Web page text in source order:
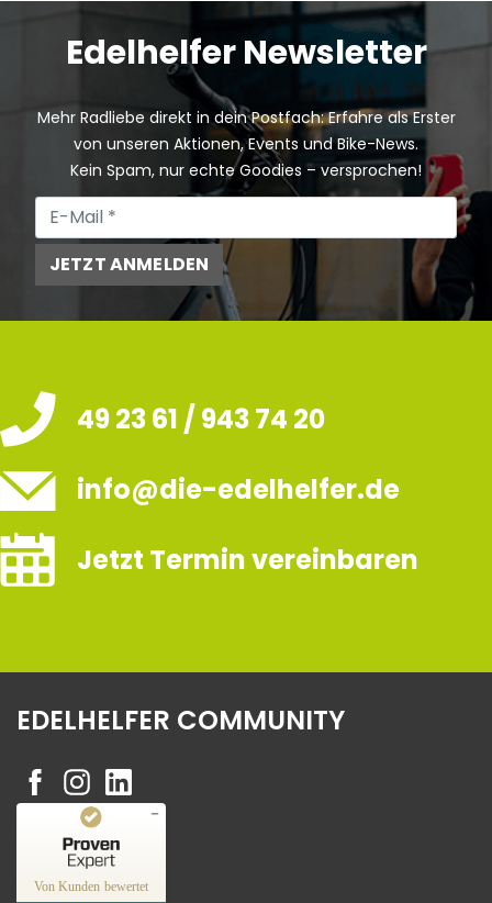
Edelhelfer Newsletter
Mehr Radliebe direkt in dein Postfach: Erfahre als Erster
von unseren Aktionen, Events und Bike-News.
Kein Spam, nur echte Goodies – versprochen!
JETZT ANMELDEN
49 23 61 / 943 74 20
info@die-edelhelfer.de
Jetzt Termin vereinbaren
EDELHELFER COMMUNITY
Von Kunden bewertet
Kundenbewertungen und Erfahrungen zu